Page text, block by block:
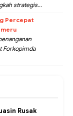
strategis...
Percepat
Forkopimda
Rusak